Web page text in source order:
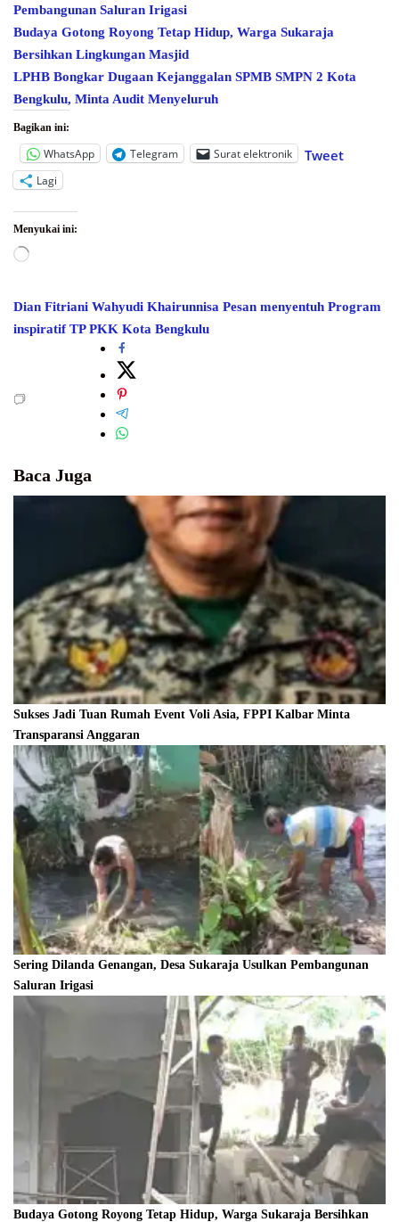
Pembangunan Saluran Irigasi
Budaya Gotong Royong Tetap Hidup, Warga Sukaraja
Bersihkan Lingkungan Masjid
LPHB Bongkar Dugaan Kejanggalan SPMB SMPN 2 Kota
Bengkulu, Minta Audit Menyeluruh
Bagikan ini:
WhatsApp Telegram Surat elektronik Tweet
Lagi
Menyukai ini:
Memuat...
Dian Fitriani Wahyudi Khairunnisa Pesan menyentuh Program
inspiratif TP PKK Kota Bengkulu
Baca Juga
Sukses Jadi Tuan Rumah Event Voli Asia, FPPI Kalbar Minta
Transparansi Anggaran
Sering Dilanda Genangan, Desa Sukaraja Usulkan Pembangunan
Saluran Irigasi
Budaya Gotong Royong Tetap Hidup, Warga Sukaraja Bersihkan